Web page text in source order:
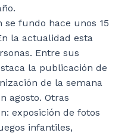
se fundo hace unos 15
la actualidad esta
Entre sus
la publicación de
de la semana
agosto. Otras
exposición de fotos
infantiles,